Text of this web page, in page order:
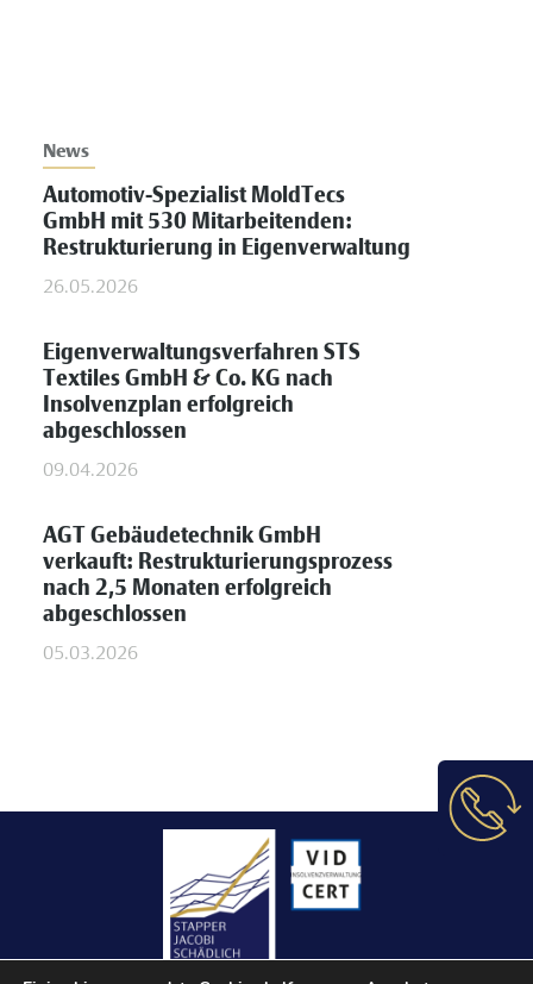
News
Automotiv-Spezialist MoldTecs
GmbH mit 530 Mitarbeitenden:
Restrukturierung in Eigenverwaltung
26.05.2026
Eigenverwaltungsverfahren STS
Textiles GmbH & Co. KG nach
Insolvenzplan erfolgreich
abgeschlossen
09.04.2026
AGT Gebäudetechnik GmbH
verkauft: Restrukturierungsprozess
nach 2,5 Monaten erfolgreich
abgeschlossen
05.03.2026